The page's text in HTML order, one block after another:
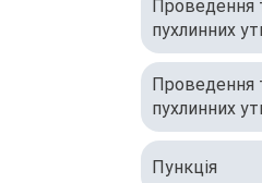
Проведення
пухлинних
Проведення
пухлинних
Пункція